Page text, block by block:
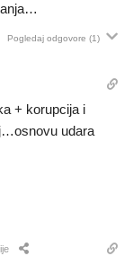
Pogledaj odgovore (1)
+ korupcija i
udara